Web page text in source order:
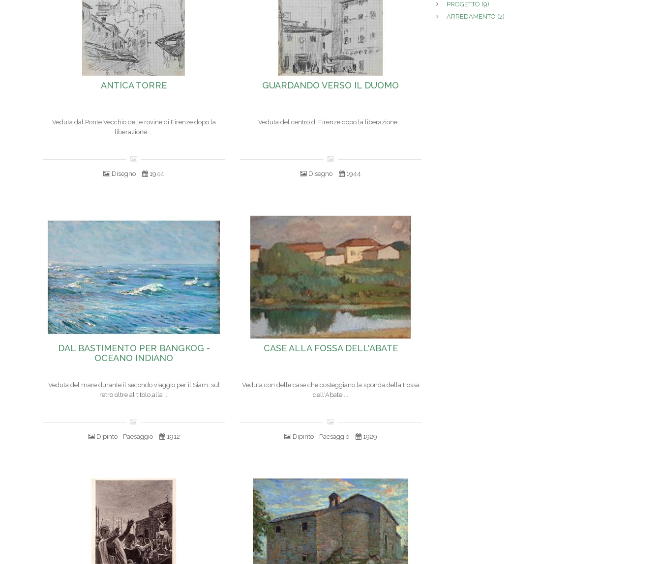
ANTICA TORRE
Veduta dal Ponte Vecchio delle rovine di Firenze dopo la
liberazione ...
Disegno 1944
GUARDANDO VERSO IL DUOMO
Veduta del centro di Firenze dopo la liberazione ...
Disegno 1944
DAL BASTIMENTO PER BANGKOG -
OCEANO INDIANO
Veduta del mare durante il secondo viaggio per il Siam. sul
retro oltre al titolo,alla ...
Dipinto - Paesaggio 1912
CASE ALLA FOSSA DELL'ABATE
Veduta con delle case che costeggiano la sponda della Fossa
dell'Abate ...
Dipinto - Paesaggio 1929
PROGETTO (9)
ARREDAMENTO (2)